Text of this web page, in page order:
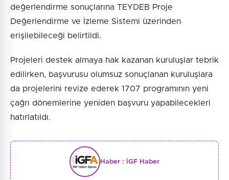
değerlendirme sonuçlarına TEYDEB Proje
Değerlendirme ve İzleme Sistemi üzerinden
erişilebileceği belirtildi.
Projeleri destek almaya hak kazanan kuruluşlar tebrik
edilirken, başvurusu olumsuz sonuçlanan kuruluşlara
da projelerini revize ederek 1707 programının yeni
çağrı dönemlerine yeniden başvuru yapabilecekleri
hatırlatıldı.
Haber : İGF Haber